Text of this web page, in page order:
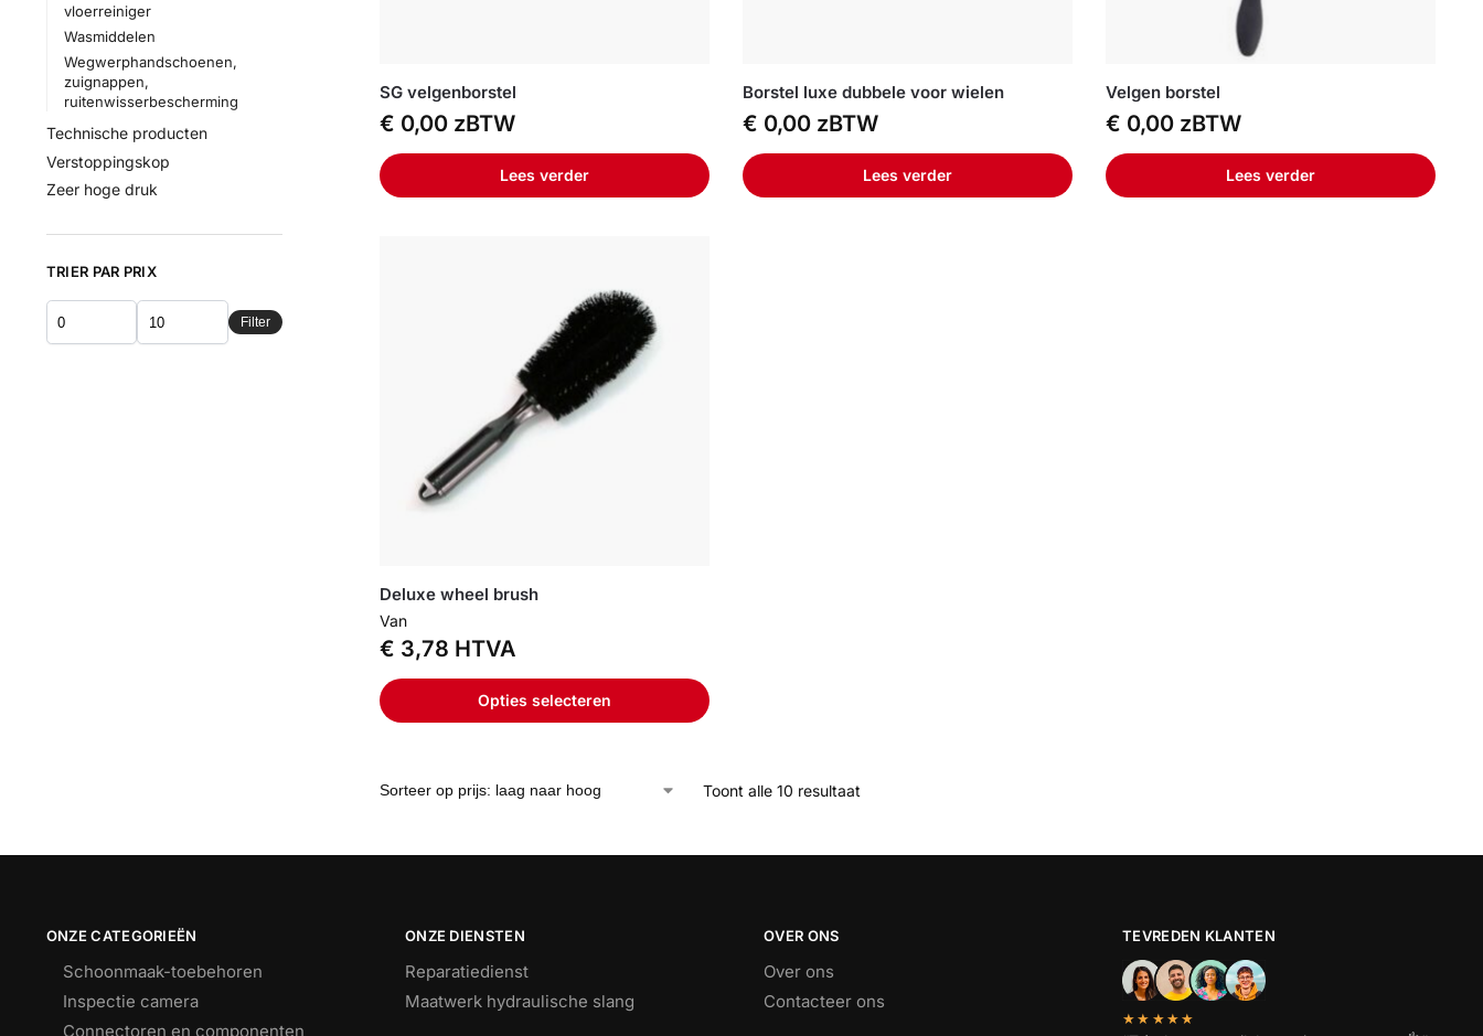
SG velgenborstel
€ 0,00 zBTW
Lees verder
Borstel luxe dubbele voor wielen
€ 0,00 zBTW
Lees verder
Velgen borstel
€ 0,00 zBTW
Lees verder
Deluxe wheel brush
Van
€ 3,78 HTVA
Opties selecteren
Toont alle 10 resultaat
vloerreiniger
Wasmiddelen
Wegwerphandschoenen,
zuignappen,
ruitenwisserbescherming
Technische producten
Verstoppingskop
Zeer hoge druk
TRIER PAR PRIX
Filter
ONZE CATEGORIEËN
Schoonmaak-toebehoren
Inspectie camera
Connectoren en componenten
ONZE DIENSTEN
Reparatiedienst
Maatwerk hydraulische slang
OVER ONS
Over ons
Contacteer ons
TEVREDEN KLANTEN
★★★★★